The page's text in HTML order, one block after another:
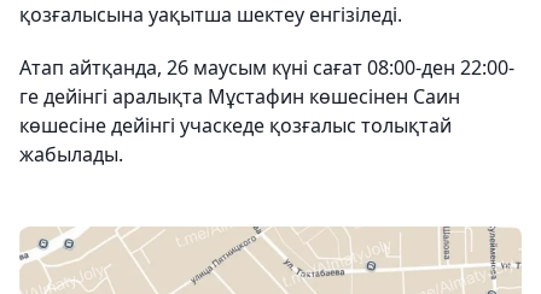
қозғалысына уақытша шектеу енгізіледі.
Атап айтқанда, 26 маусым күні сағат 08:00-ден 22:00-
ге дейінгі аралықта Мұстафин көшесінен Саин
көшесіне дейінгі учаскеде қозғалыс толықтай
жабылады.